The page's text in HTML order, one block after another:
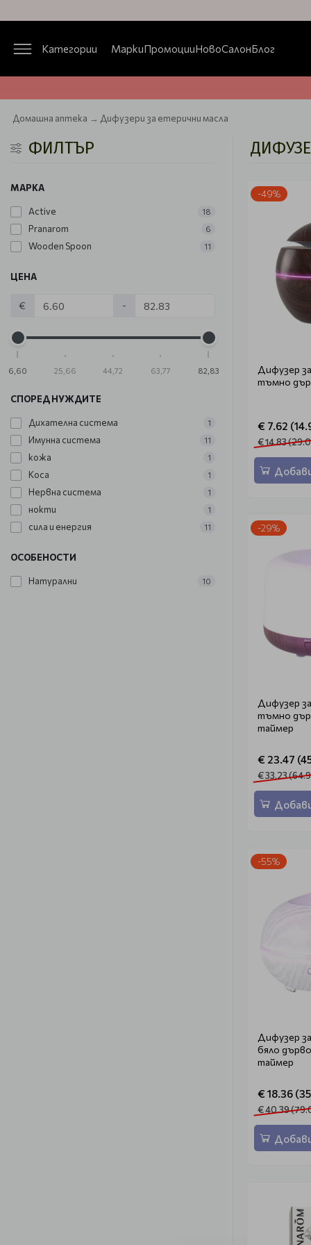
Категории МаркиПромоцииНовоСалонБлог
Домашна аптека Дифузери за етерични масла
ФИЛТЪР
МАРКА
Active 18
Pranarom 6
Wooden Spoon 11
ЦЕНА
€ -
6,60 25,66 44,72 63,77 82,83
СПОРЕД НУЖДИТЕ
Дихателна система 1
Имунна система 11
кожа 1
Коса 1
Нервна система 1
нокти 1
сила и енергия 11
ОСОБЕНОСТИ
Натурални 10
-49%
Дифузер
тъмно
€ 7.62
€ 14.83
-29%
Дифузер
тъмно
таймер
€ 23.47
€ 33.23
-55%
Дифузер
бяло
таймер
€ 18.36
€ 40.39